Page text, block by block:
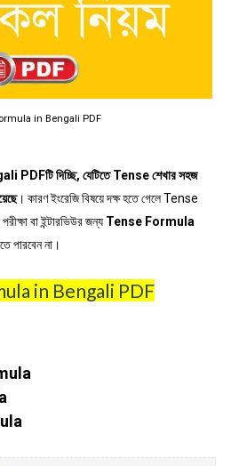
in Bengali PDF
দিচ্ছি, যেটিতে Tense শেখার সহজ
। কারণ ইংরেজি বিষয়ে দক্ষ হতে গেলে Tense
বা ইন্টারভিউর জন্য Tense Formula
পারবেন না।
in Bengali PDF